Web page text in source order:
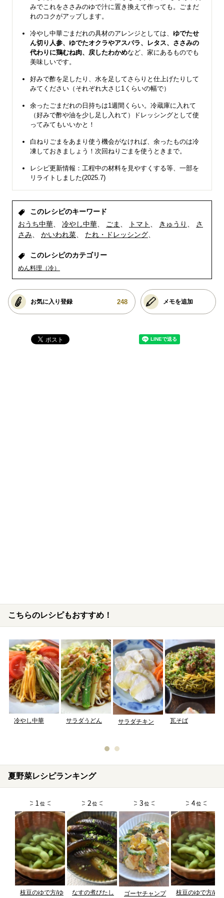
みでこれをささみのゆで汁に置き換えて作っても。ごまだ
れのコクがアップします。
冷やし中華ごまだれの具材のアレンジとしては、 ゆでたせ
ん切り人参、ゆでたオクラやアスパラ、レタス、ささみの
代わりに鶏むね肉、戻したわかめなど、家にあるものでも
美味しいです。
好みで酢を足したり、水を足してさらりと仕上げたりして
みてください（それぞれ大さじ1くらいの幅で）
余ったごまだれの日持ちは1週間くらい。冷蔵庫に入れて
（好みで酢や油を少し足し入れて）ドレッシングとして使
ってみてもいいかと！
白ねりごまをあまり使う機会がなければ、余ったものは冷
凍しておきましょう！次回ねりごまを使うときまで。
レシピ更新情報：工程中の材料を見やすくする等、一部を
リライトしました(2025.7)
このレシピのキーワード
おうち中華
冷やし中華 ごま トマト きゅうり
さ
さみ
かいわれ菜 たれ・ドレッシング
このレシピのカテゴリー
めん料理（冷）
お気に入り登録 248 メモを追加
こちらのレシピもおすすめ！
冷やし中華 サラダうどん サラダチキン 瓦そば
夏野菜レシピランキング
枝豆のゆで方/ゆ
なすの煮びたし
ゴーヤチャンプ
枝豆のゆで方/ゆ